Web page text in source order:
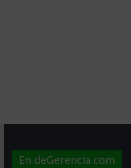
En deGerencia.com